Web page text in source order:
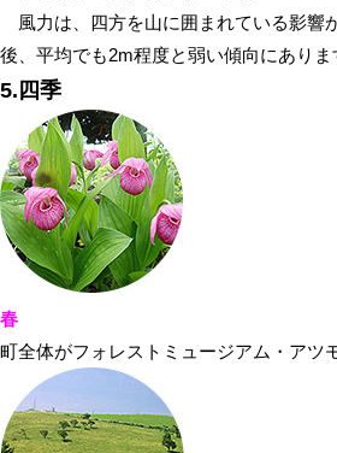
風力は、四方を山に囲まれている影響
後、平均でも2m程度と弱い傾向にありま
5.四季
春
町全体がフォレストミュージアム・アツ